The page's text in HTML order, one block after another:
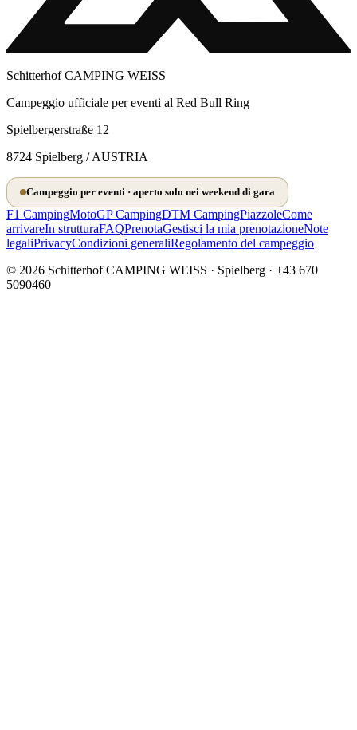
Schitterhof CAMPING WEISS
Campeggio ufficiale per eventi al Red Bull Ring
Spielbergerstraße 12
8724 Spielberg / AUSTRIA
Campeggio per eventi · aperto solo nei weekend di gara
F1 CampingMotoGP CampingDTM CampingPiazzoleCome
arrivareIn strutturaFAQPrenotaGestisci la mia prenotazioneNote
legaliPrivacyCondizioni generaliRegolamento del campeggio
© 2026 Schitterhof CAMPING WEISS · Spielberg · +43 670
5090460